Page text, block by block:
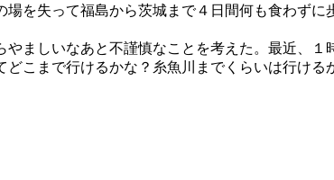
を失って福島から茨城まで４日間何も食わず
ましいなあと不謹慎なことを考えた。最近、
こまで行けるかな？糸魚川までくらいは行ける